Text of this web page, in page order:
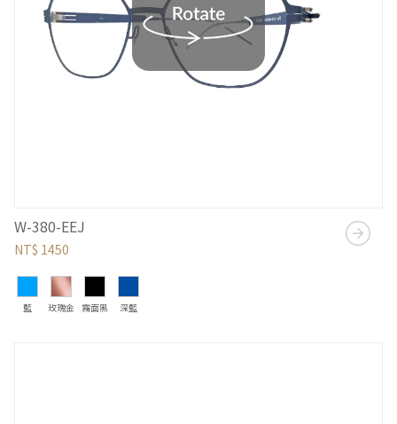
W-380-EEJ
NT$ 1450
藍 玫瑰金 霧面黑 深藍